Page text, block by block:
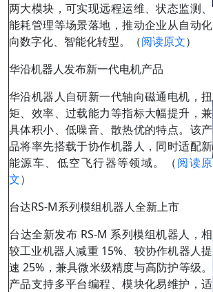
两大模块，可实现远程运维、状态监测、
能耗管理等场景落地，推动企业从自动化
向数字化、智能化转型。（阅读原文）
华沿机器人发布新一代电机产品
华沿机器人自研新一代轴向磁通电机，扭
矩、效率、过载能力等指标大幅提升，兼
具体积小、低噪音、散热优的特点。该产
品将率先搭载于协作机器人，同时适配新
能源车、低空飞行器等领域。（阅读原
文）
台达RS-M系列模组机器人全新上市
台达全新发布 RS-M 系列模组机器人，相
较工业机器人减重 15%、较协作机器人提
速 25%，兼具微米级精度与高防护等级。
产品支持多平台编程、模块化易维护，适